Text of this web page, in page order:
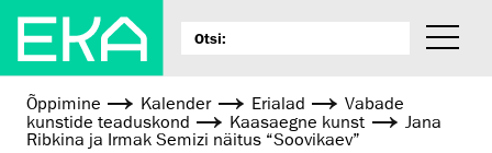
Õppimine Kalender Erialad
Vabade
kunstide teaduskond
Kaasaegne kunst
Jana
Ribkina ja Irmak Semizi näitus “Soovikaev”